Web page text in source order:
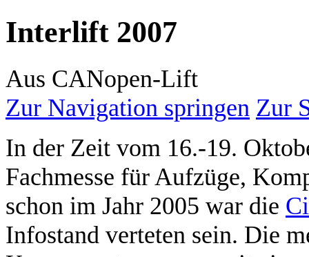
Interlift 2007
Aus CANopen-Lift
Zur Navigation springen Zur
In der Zeit vom 16.-19.
Fachmesse für Aufzüge,
schon im Jahr 2005 war die
Infostand verteten sein. Die